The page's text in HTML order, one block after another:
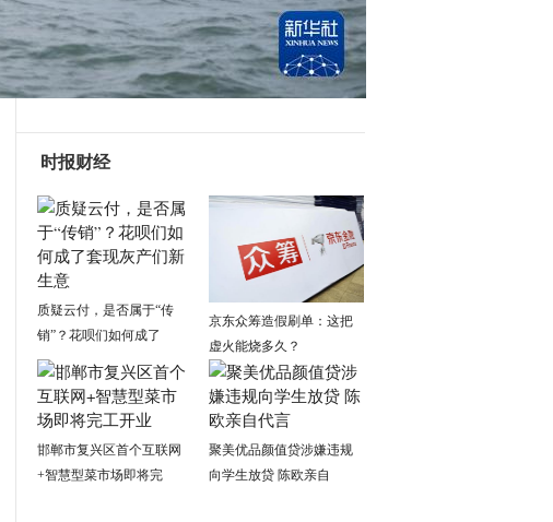
时报财经
质疑云付，是否属于“传
销”？花呗们如何成了
京东众筹造假刷单：这把
虚火能烧多久？
邯郸市复兴区首个互联网
+智慧型菜市场即将完
聚美优品颜值贷涉嫌违规
向学生放贷 陈欧亲自